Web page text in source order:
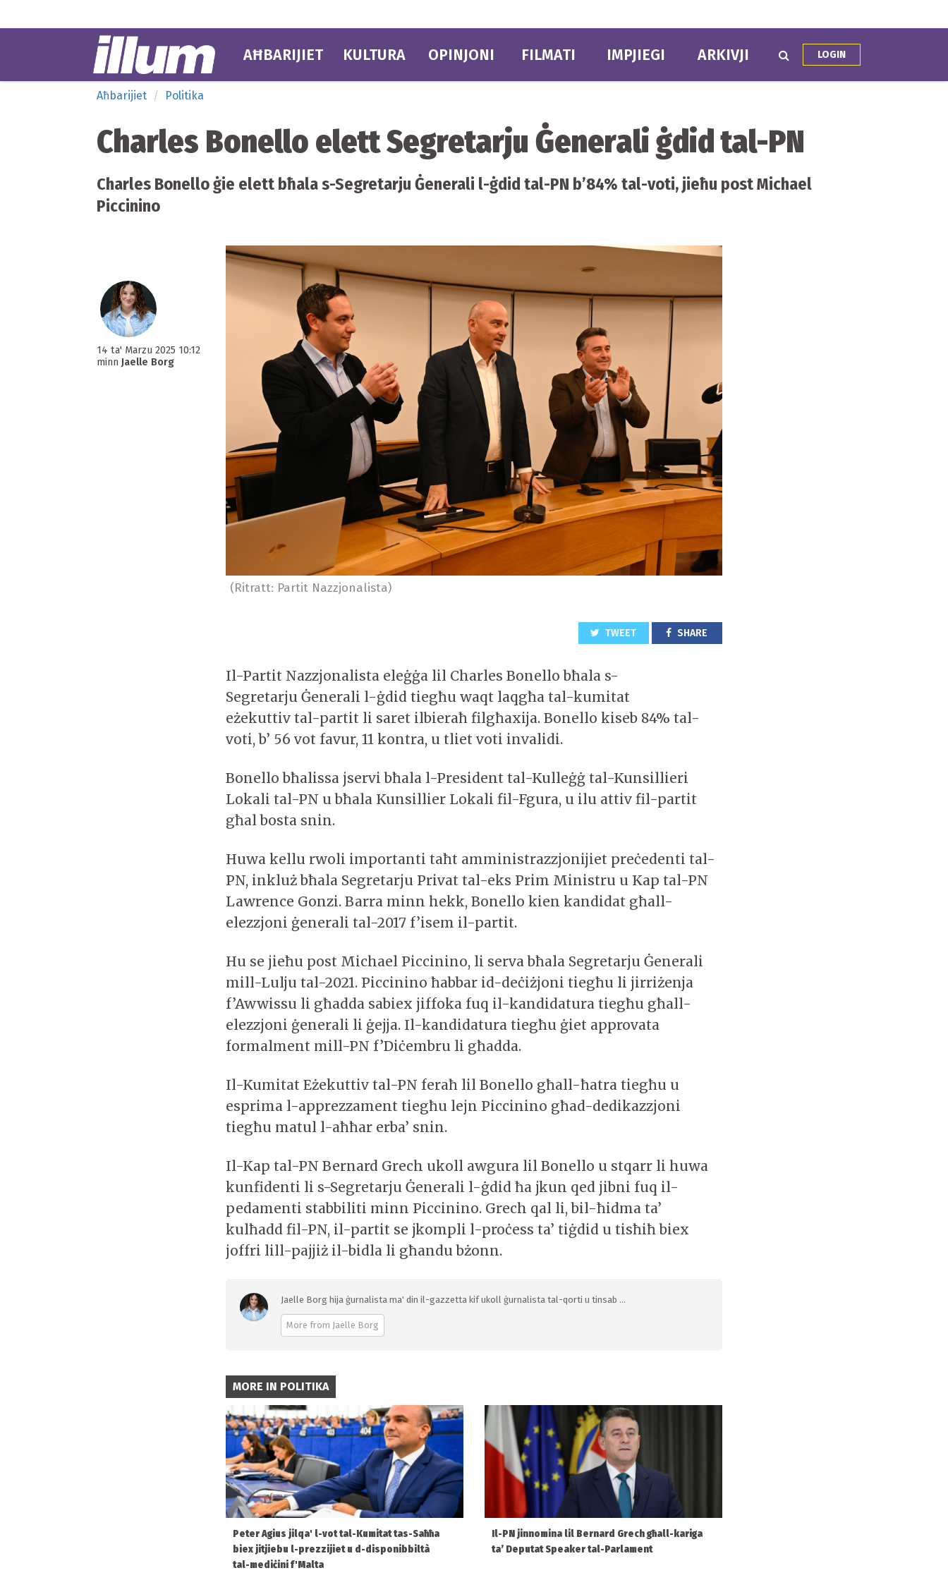
AĦBARIJIET KULTURA OPINJONI FILMATI IMPJIEGI ARKIVJI LOGIN
Aħbarijiet Politika
Charles Bonello elett Segretarju Ġenerali ġdid tal-PN
Charles Bonello ġie elett bħala s-Segretarju Ġenerali l-ġdid tal-PN b’84% tal-voti, jieħu post Michael
Piccinino
14 ta' Marzu 2025 10:12
minn Jaelle Borg
(Ritratt: Partit Nazzjonalista)
TWEET SHARE
Il-Partit Nazzjonalista eleġġa lil Charles Bonello bħala s-
Segretarju Ġenerali l-ġdid tiegħu waqt laqgħa tal-kumitat
eżekuttiv tal-partit li saret ilbieraħ filgħaxija. Bonello kiseb 84% tal-
voti, b’ 56 vot favur, 11 kontra, u tliet voti invalidi.
Bonello bħalissa jservi bħala l-President tal-Kulleġġ tal-Kunsillieri
Lokali tal-PN u bħala Kunsillier Lokali fil-Fgura, u ilu attiv fil-partit
għal bosta snin.
Huwa kellu rwoli importanti taħt amministrazzjonijiet preċedenti tal-
PN, inkluż bħala Segretarju Privat tal-eks Prim Ministru u Kap tal-PN
Lawrence Gonzi. Barra minn hekk, Bonello kien kandidat għall-
elezzjoni ġenerali tal-2017 f’isem il-partit.
Hu se jieħu post Michael Piccinino, li serva bħala Segretarju Ġenerali
mill-Lulju tal-2021. Piccinino ħabbar id-deċiżjoni tiegħu li jirriżenja
f’Awwissu li għadda sabiex jiffoka fuq il-kandidatura tiegħu għall-
elezzjoni ġenerali li ġejja. Il-kandidatura tiegħu ġiet approvata
formalment mill-PN f’Diċembru li għadda.
Il-Kumitat Eżekuttiv tal-PN feraħ lil Bonello għall-ħatra tiegħu u
esprima l-apprezzament tiegħu lejn Piccinino għad-dedikazzjoni
tiegħu matul l-aħħar erba’ snin.
Il-Kap tal-PN Bernard Grech ukoll awgura lil Bonello u stqarr li huwa
kunfidenti li s-Segretarju Ġenerali l-ġdid ħa jkun qed jibni fuq il-
pedamenti stabbiliti minn Piccinino. Grech qal li, bil-ħidma ta’
kulħadd fil-PN, il-partit se jkompli l-proċess ta’ tiġdid u tisħiħ biex
joffri lill-pajjiż il-bidla li għandu bżonn.
Jaelle Borg hija ġurnalista ma' din il-gazzetta kif ukoll ġurnalista tal-qorti u tinsab ...
More from Jaelle Borg
MORE IN POLITIKA
Peter Agius jilqa' l-vot tal-Kumitat tas-Saħħa
biex jitjiebu l-prezzijiet u d-disponibbiltà
tal-mediċini f'Malta
Il-PN jinnomina lil Bernard Grech għall-kariga
ta’ Deputat Speaker tal-Parlament